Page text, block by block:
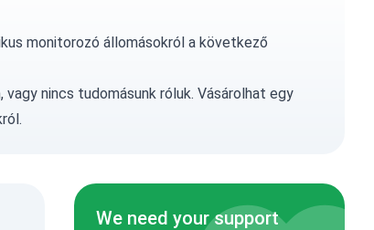
monitorozó állomásokról a következő
nincs tudomásunk róluk. Vásárolhat egy
We need your support